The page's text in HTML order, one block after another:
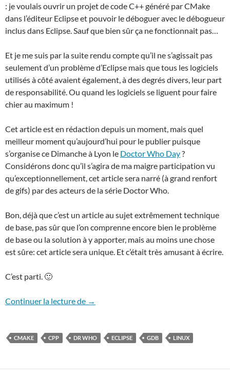
: je voulais ouvrir un projet de code C++ généré par CMake
dans l’éditeur Eclipse et pouvoir le déboguer avec le débogueur
inclus dans Eclipse. Sauf que bien sûr ça ne fonctionnait pas…
Et je me suis par la suite rendu compte qu’il ne s’agissait pas
seulement d’un problème d’Eclipse mais que tous les logiciels
utilisés à côté avaient également, à des degrés divers, leur part
de responsabilité. Ou quand les logiciels se liguent pour faire
chier au maximum !
Cet article est en rédaction depuis un moment, mais quel
meilleur moment qu’aujourd’hui pour le publier puisque
s’organise ce Dimanche à Lyon le Doctor Who Day?
Considérons donc qu’il s’agira de ma maigre participation vu
qu’exceptionnellement, cet article sera narré (à grand renfort
de gifs) par des acteurs de la série Doctor Who.
Bon, déjà que c’est un article au sujet extrêmement technique
de base, pas sûr que l’on comprenne encore bien le problème
de base ou la solution à y apporter, mais au moins une chose
est sûre: cet article sera unique. Et c’était très amusant à écrire.
C’est parti. 🙂
Continuer la lecture de Ubuntu, CMake, gdb, Eclipse et…
→
CMAKE CPP DR WHO ECLIPSE GDB LINUX